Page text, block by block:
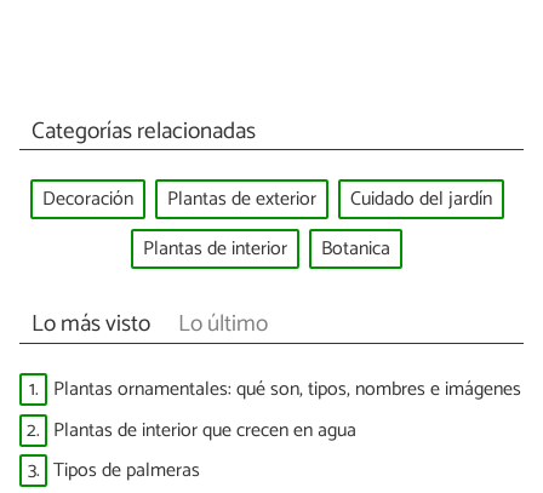
Categorías relacionadas
Decoración Plantas de exterior
Cuidado del jardín
Plantas de interior
Botanica
Lo más visto Lo último
1. Plantas ornamentales: qué son, tipos, nombres e imágenes
2. Plantas de interior que crecen en agua
3. Tipos de palmeras